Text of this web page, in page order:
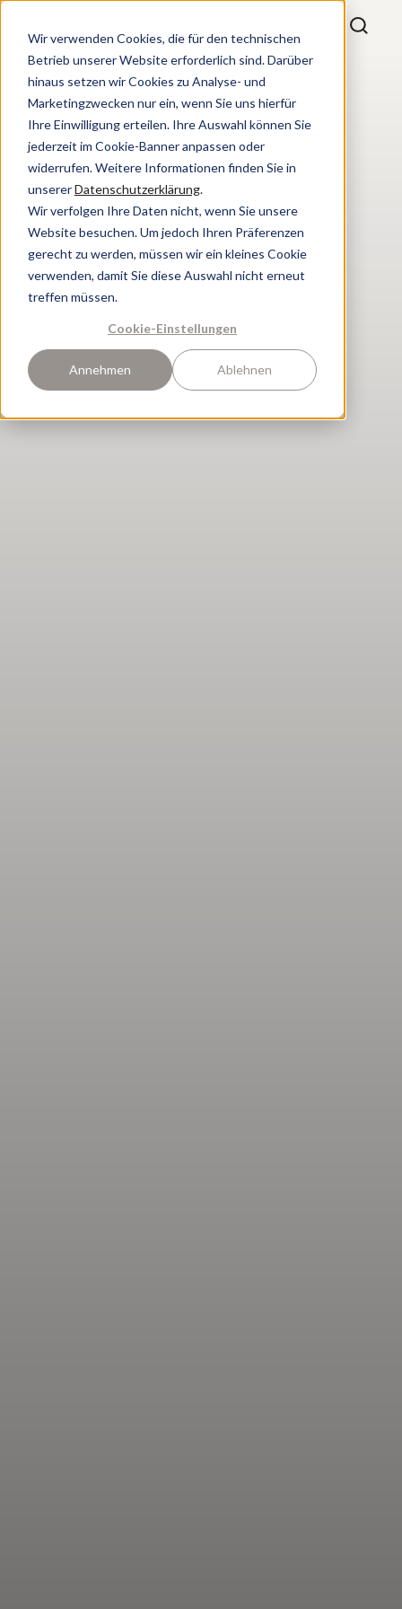
Wir verwenden Cookies, die für den technischen
Betrieb unserer Website erforderlich sind. Darüber
hinaus setzen wir Cookies zu Analyse- und
Marketingzwecken nur ein, wenn Sie uns hierfür
Ihre Einwilligung erteilen. Ihre Auswahl können Sie
jederzeit im Cookie-Banner anpassen oder
widerrufen. Weitere Informationen finden Sie in
unsererDatenschutzerklärung.
Wir verfolgen Ihre Daten nicht, wenn Sie unsere
Website besuchen. Um jedoch Ihren Präferenzen
gerecht zu werden, müssen wir ein kleines Cookie
verwenden, damit Sie diese Auswahl nicht erneut
treffen müssen.
Cookie-Einstellungen
Annehmen Ablehnen